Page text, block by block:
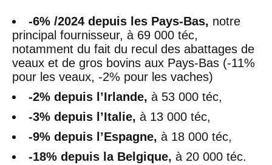
-6% /2024 depuis les Pays-Bas, notre
principal fournisseur, à 69 000 téc,
notamment du fait du recul des abattages de
veaux et de gros bovins aux Pays-Bas (-11%
pour les veaux, -2% pour les vaches)
-2% depuis l’Irlande, à 53 000 téc,
-3% depuis l’Italie, à 13 000 téc,
-9% depuis l’Espagne, à 18 000 téc,
-18% depuis la Belgique, à 20 000 téc.